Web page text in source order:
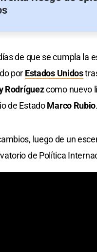
de que se cumpla la
por Estados Unidos
Rodríguezcomo nuevo
de EstadoMarco Rubio.
luego de un
de Política